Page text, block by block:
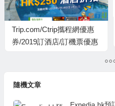
Trip.com/Ctrip攜程網優惠
券/2019訂酒店/訂機票優惠
隨機文章
Expedia.hk預